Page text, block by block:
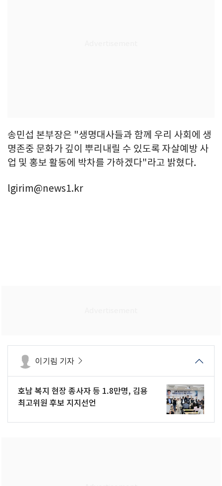
송민섭 본부장은 "생명대사들과 함께 우리 사회에 생
명존중 문화가 깊이 뿌리내릴 수 있도록 자살예방 사
업 및 홍보 활동에 박차를 가하겠다"라고 밝혔다.
lgirim@news1.kr
이기림 기자
호남 복지 현장 종사자 등 1.8만명, 김용
최고위원 후보 지지선언